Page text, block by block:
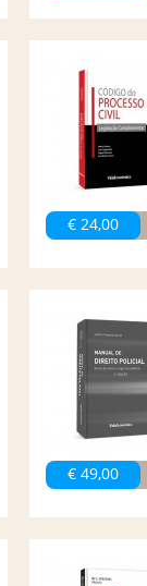
€ 24,00
€ 49,00